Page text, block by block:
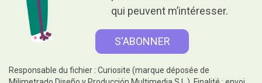
qui peuvent m’intéresser.
Responsable du fichier : Curiosite (marque déposée de